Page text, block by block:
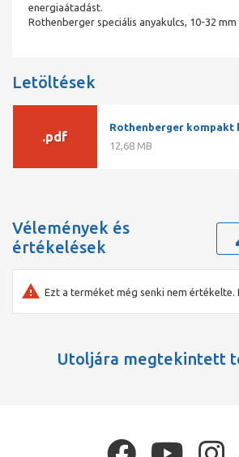
energiaátadást.
Rothenberger speciális anyakulcs, 10-32 mm
Letöltések
.pdf
Rothenberger kompakt
12,68 MB
Vélemények és
értékelések
Ezt a terméket még senki nem értékelte.
Utoljára megtekintett